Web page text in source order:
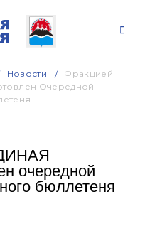
Новости
Фракцией
Очередной
очередной
бюллетеня